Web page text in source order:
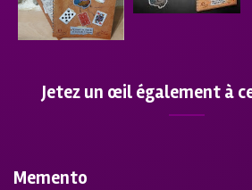
Jetez un œil également à
Memento